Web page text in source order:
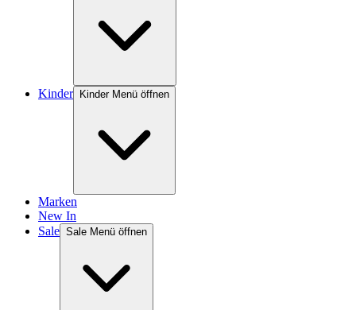
Kinder Kinder Menü öffnen
Marken
New In
Sale Sale Menü öffnen